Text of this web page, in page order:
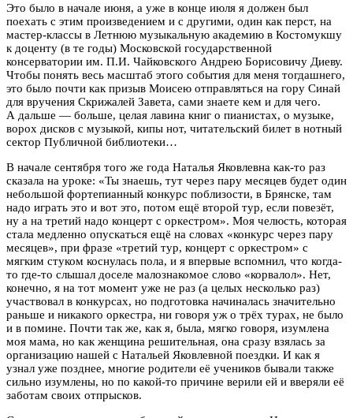
Это было в начале июня, а уже в конце июля я должен был
поехать с этим произведением и с другими, один как перст, на
мастер-классы в Летнюю музыкальную академию в Костомукшу
к доценту (в те годы) Московской государственной
консерватории им. П.И. Чайковского Андрею Борисовичу Диеву.
Чтобы понять весь масштаб этого события для меня тогдашнего,
это было почти как призыв Моисею отправляться на гору Синай
для вручения Скрижалей Завета, сами знаете кем и для чего.
А дальше — больше, целая лавина книг о пианистах, о музыке,
ворох дисков с музыкой, кипы нот, читательский билет в нотный
сектор Публичной библиотеки…
В начале сентября того же года Наталья Яковлевна как-то раз
сказала на уроке: «Ты знаешь, тут через пару месяцев будет один
небольшой фортепианный конкурс поблизости, в Брянске, там
надо играть это и вот это, потом ещё второй тур, если повезёт,
ну а на третий надо концерт с оркестром». Моя челюсть, которая
стала медленно опускаться ещё на словах «конкурс через пару
месяцев», при фразе «третий тур, концерт с оркестром» с
мягким стуком коснулась пола, и я впервые вспомнил, что когда-
то где-то слышал доселе малознакомое слово «корвалол». Нет,
конечно, я на тот момент уже не раз (а целых несколько раз)
участвовал в конкурсах, но подготовка начиналась значительно
раньше и никакого оркестра, ни говоря уж о трёх турах, не было
и в помине. Почти так же, как я, была, мягко говоря, изумлена
моя мама, но как женщина решительная, она сразу взялась за
организацию нашей с Натальей Яковлевной поездки. И как я
узнал уже позднее, многие родители её учеников бывали также
сильно изумлены, но по какой-то причине верили ей и вверяли её
заботам своих отпрысков.